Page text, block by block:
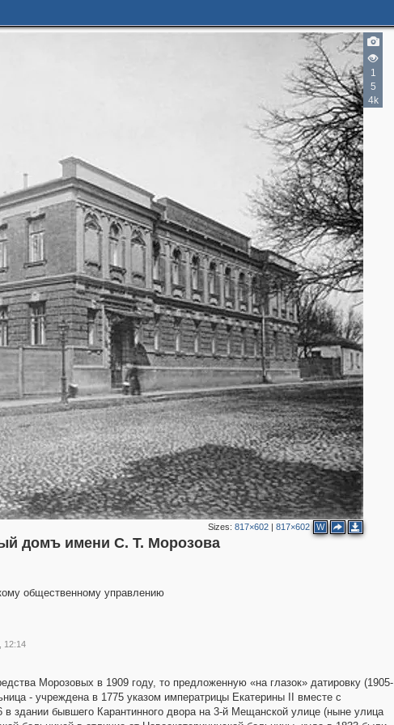
1
5
4k
Sizes:817×602 |817×602 W
домъ имени С. Т. Морозова
общественному управлению
12:14
Морозовых в 1909 году, то предложенную «на глазок» датировку (1905-
- учреждена в 1775 указом императрицы Екатерины II вместе с
здании бывшего Карантинного двора на 3-й Мещанской улице (ныне улица